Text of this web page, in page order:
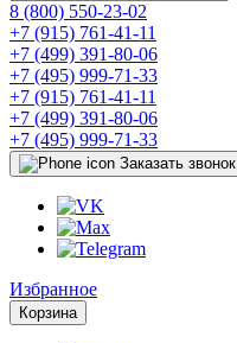
8 (800) 550-23-02
+7 (915) 761-41-11
+7 (499) 391-80-06
+7 (495) 999-71-33
+7 (915) 761-41-11
+7 (499) 391-80-06
+7 (495) 999-71-33
Заказать звонок
Избранное
Корзина